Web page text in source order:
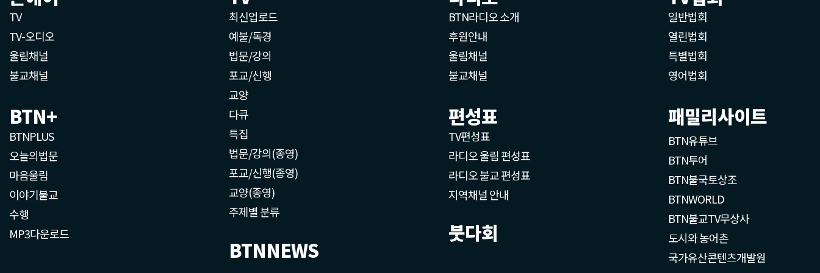
TV
TV-오디오
울림채널
불교채널
BTN+
BTNPLUS
오늘의법문
마음울림
이야기불교
수행
MP3다운로드
최신업로드
예불/독경
법문/강의
포교/신행
교양
다큐
특집
법문/강의(종영)
포교/신행(종영)
교양(종영)
주제별 분류
BTNNEWS
BTN라디오 소개
후원안내
울림채널
불교채널
편성표
TV편성표
라디오 울림 편성표
라디오 불교 편성표
지역채널 안내
붓다회
일반법회
열린법회
특별법회
영어법회
패밀리사이트
BTN유튜브
BTN투어
BTN불국토상조
BTNWORLD
BTN불교TV무상사
도시와 농어촌
국가유산콘텐츠개발원